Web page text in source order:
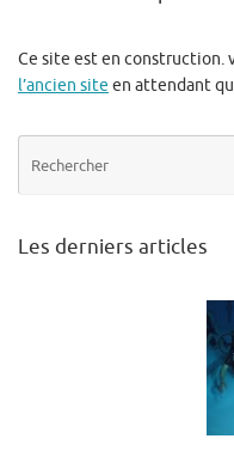
Ce site est en construction.
l’ancien site en attendant
Les derniers articles